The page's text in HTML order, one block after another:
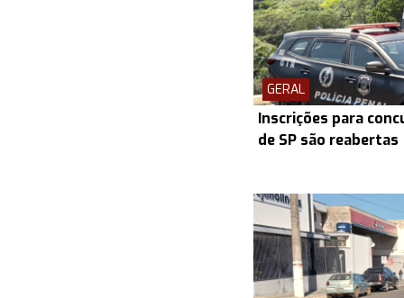
GERAL
Inscrições para
de SP são reabertas